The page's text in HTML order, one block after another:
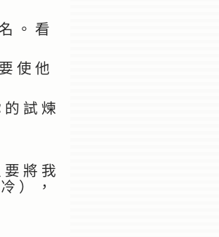
。 看
使 他
的 試 煉
要 將 我
） ，